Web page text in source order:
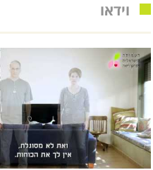
וידאו